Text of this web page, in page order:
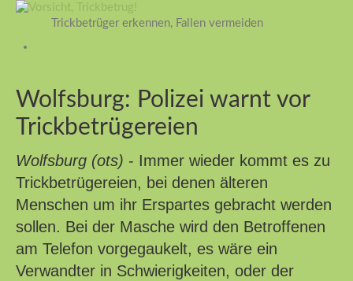
Trickbetrüger erkennen, Fallen vermeiden
Wolfsburg: Polizei warnt vor
Trickbetrügereien
Wolfsburg (ots) - Immer wieder kommt es zu
Trickbetrügereien, bei denen älteren
Menschen um ihr Erspartes gebracht werden
sollen. Bei der Masche wird den Betroffenen
am Telefon vorgegaukelt, es wäre ein
Verwandter in Schwierigkeiten, oder der